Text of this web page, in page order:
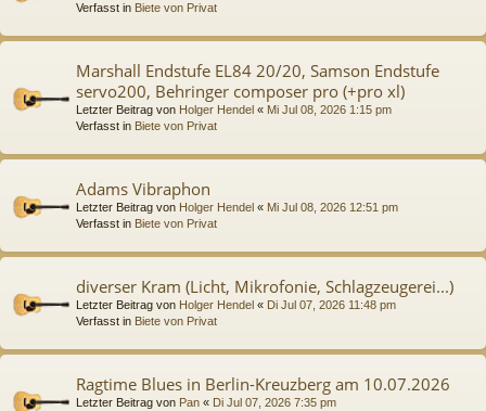
Verfasst in Biete von Privat
Marshall Endstufe EL84 20/20, Samson Endstufe
servo200, Behringer composer pro (+pro xl)
Letzter Beitrag von Holger Hendel « Mi Jul 08, 2026 1:15 pm
Verfasst in Biete von Privat
Adams Vibraphon
Letzter Beitrag von Holger Hendel « Mi Jul 08, 2026 12:51 pm
Verfasst in Biete von Privat
diverser Kram (Licht, Mikrofonie, Schlagzeugerei...)
Letzter Beitrag von Holger Hendel « Di Jul 07, 2026 11:48 pm
Verfasst in Biete von Privat
Ragtime Blues in Berlin-Kreuzberg am 10.07.2026
Letzter Beitrag von Pan « Di Jul 07, 2026 7:35 pm